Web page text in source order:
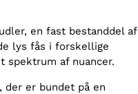
en fast bestanddel af
lys fås i forskellige
spektrum af nuancer.
der er bundet på en